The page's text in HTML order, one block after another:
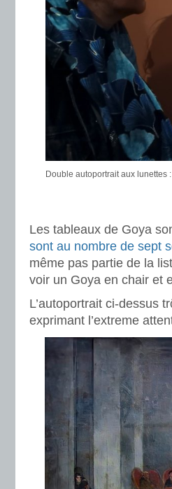
Double autoportrait aux lunettes
Les tableaux de Goya
sont au nombre de sept
même pas partie de la
voir un Goya en chair et
L’autoportrait ci-dessus
exprimant l’extreme